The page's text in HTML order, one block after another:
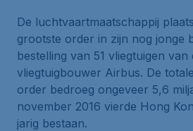
De luchtvaartmaatschappij
grootste order in zijn nog jonge
bestelling van 51 vliegtuigen van
vliegtuigbouwer Airbus. De
order bedroeg ongeveer 5,6
november 2016 vierde Hong
jarig bestaan.